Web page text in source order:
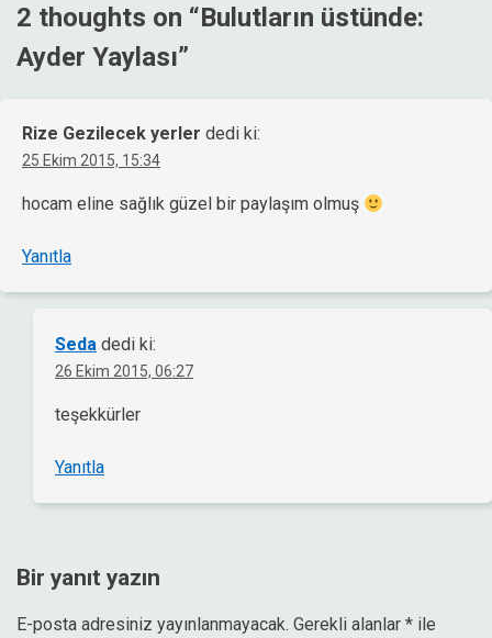
2 thoughts on “Bulutların üstünde:
Ayder Yaylası”
Rize Gezilecek yerler dedi ki:
25 Ekim 2015, 15:34
hocam eline sağlık güzel bir paylaşım olmuş
Yanıtla
Seda dedi ki:
26 Ekim 2015, 06:27
teşekkürler
Yanıtla
Bir yanıt yazın
E-posta adresiniz yayınlanmayacak. Gerekli alanlar * ile